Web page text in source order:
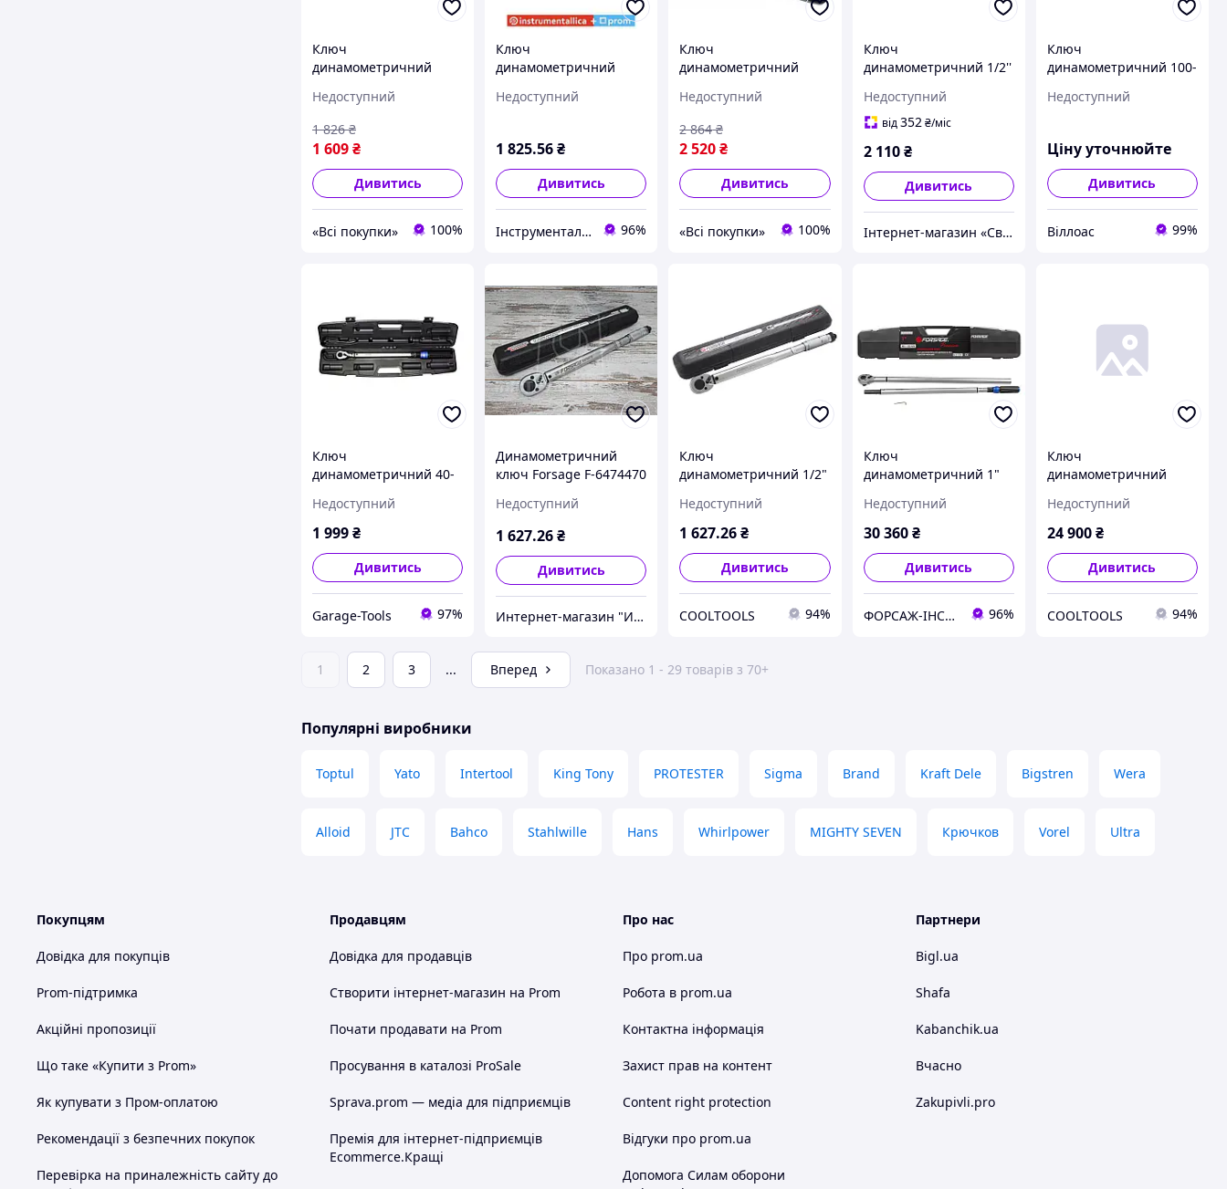
Ключ
динамометричний
210Нм 1/2''(Тайвань)
Forsage F-6474470T
Недоступний
1 609₴
1 826 ₴
Дивитись
«Всі покупки» 100%
Ключ
динамометричний
210 Нм 1/2 у
F-6474470T Forsage
Недоступний
1 825.56₴
Дивитись
Інструменталіка 96%
Ключ
динамометричний
швидкою фіксацією
"Premium" 60-
330Нм,1/2", в
пластиковому кей
Недоступний
2 520₴
2 864 ₴
Дивитись
«Всі покупки» 100%
Ключ
динамометричний 1/2''
Forsage F-1203
Недоступний
від352 ₴/міс
2 110 ₴
Дивитись
Інтернет-магазин «Світ Ручного Інструменту»
Ключ
динамометричний 100-
Недоступний
Ціну уточнюйте
Дивитись
Віллоас 99%
Ключ
динамометричний 40-
6474535
Недоступний
1 999₴
Дивитись
Garage-Tools 97%
Динамометричний
ключ Forsage F-6474470
Недоступний
1 627.26₴
Дивитись
Интернет-магазин "Инструмент-центр"
Ключ
динамометричний 1/2"
Недоступний
1 627.26₴
Дивитись
COOLTOOLS 94%
Ключ
динамометричний 1"
64781700 Premium
Недоступний
30 360 ₴
Дивитись
ФОРСАЖ-ІНСТРУМЕНТ - професійні інструменти та обладнання 96%
Ключ
динамометричний
швидкою фіксацією
"Premium" 480-
пластиковому кей
Недоступний
24 900₴
Дивитись
COOLTOOLS 94%
1 2 3 ... Вперед Показано 1 - 29 товарів з 70+
Популярні виробники
Toptul Yato Intertool King Tony PROTESTER Sigma Brand Kraft Dele Bigstren Wera
Alloid JTC Bahco Stahlwille Hans Whirlpower MIGHTY SEVEN Крючков Vorel Ultra
Покупцям
Довідка для покупців
Prom-підтримка
Акційні пропозиції
Що таке «Купити з Prom»
Як купувати з Пром-оплатою
Рекомендації з безпечних покупок
Перевірка на приналежність сайту до
Продавцям
Довідка для продавців
Створити інтернет-магазин на Prom
Почати продавати на Prom
Просування в каталозі ProSale
Sprava.prom — медіа для підприємців
Премія для інтернет-підприємців
Ecommerce.Кращі
Про нас
Про prom.ua
Робота в prom.ua
Контактна інформація
Захист прав на контент
Content right protection
Відгуки про prom.ua
Допомога Силам оборони
Партнери
Bigl.ua
Shafa
Kabanchik.ua
Вчасно
Zakupivli.pro